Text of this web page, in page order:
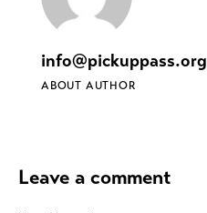
info@pickuppass.org
ABOUT AUTHOR
Leave a comment